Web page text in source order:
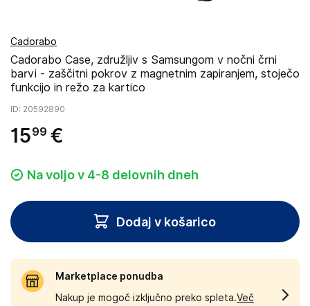
Cadorabo
Cadorabo Case, združljiv s Samsungom v nočni črni
barvi - zaščitni pokrov z magnetnim zapiranjem, stoječo
funkcijo in režo za kartico
ID: 20592890
1599 €
Na voljo v 4-8 delovnih dneh
Dodaj v košarico
Marketplace ponudba
Nakup je mogoč izključno preko spleta.Več